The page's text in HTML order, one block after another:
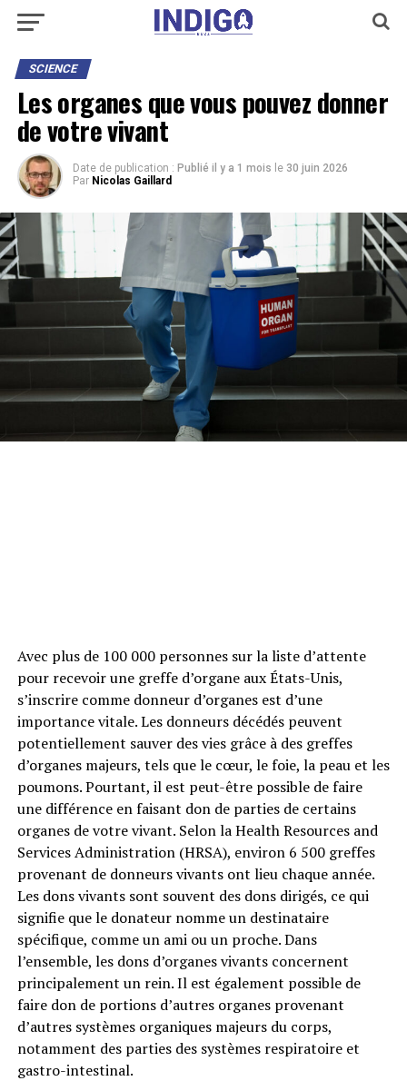
SCIENCE
Les organes que vous pouvez donner
de votre vivant
Date de publication : Publié il y a 1 mois le 30 juin 2026
Par Nicolas Gaillard
Avec plus de 100 000 personnes sur la liste d’attente
pour recevoir une greffe d’organe aux États-Unis,
s’inscrire comme donneur d’organes est d’une
importance vitale. Les donneurs décédés peuvent
potentiellement sauver des vies grâce à des greffes
d’organes majeurs, tels que le cœur, le foie, la peau et les
poumons. Pourtant, il est peut-être possible de faire
une différence en faisant don de parties de certains
organes de votre vivant. Selon la Health Resources and
Services Administration (HRSA), environ 6 500 greffes
provenant de donneurs vivants ont lieu chaque année.
Les dons vivants sont souvent des dons dirigés, ce qui
signifie que le donateur nomme un destinataire
spécifique, comme un ami ou un proche. Dans
l’ensemble, les dons d’organes vivants concernent
principalement un rein. Il est également possible de
faire don de portions d’autres organes provenant
d’autres systèmes organiques majeurs du corps,
notamment des parties des systèmes respiratoire et
gastro-intestinal.